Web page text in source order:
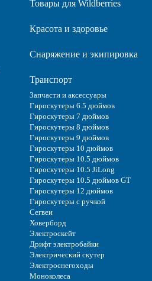
Товары для Wildberries
Красота и здоровье
Снаряжение и экипировка
Транспорт
Запчасти и аксессуары
Гироскутеры 6.5 дюймов
Гироскутеры 7 дюймов
Гироскутеры 8 дюймов
Гироскутеры 9 дюймов
Гироскутеры 10 дюймов
Гироскутеры 10.5 дюймов
Гироскутеры 10.5 JiLong
Гироскутеры 10.5 дюймов GT
Гироскутеры 12 дюймов
Гироскутеры с ручкой
Сегвеи
Ховерборд
Электроскейт
Дрифт электробайки
Электрический скутер
Электроснегоходы
Моноколеса